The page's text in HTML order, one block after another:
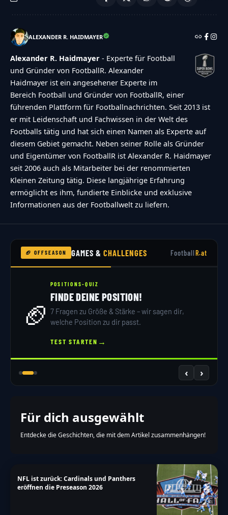
ALEXANDER R. HAIDMAYER
Alexander R. Haidmayer - Experte für Football
und Gründer von FootballR. Alexander
Haidmayer ist ein angesehener Experte im
Bereich Football und Gründer von FootballR, einer
führenden Plattform für Footballnachrichten. Seit 2013 ist
er mit Leidenschaft und Fachwissen in der Welt des
Footballs tätig und hat sich einen Namen als Experte auf
diesem Gebiet gemacht. Neben seiner Rolle als Gründer
und Eigentümer von FootballR ist Alexander R. Haidmayer
seit 2006 auch als Mitarbeiter bei der renommierten
Kleinen Zeitung tätig. Diese langjährige Erfahrung
ermöglicht es ihm, fundierte Einblicke und exklusive
Informationen aus der Footballwelt zu liefern.
🏈 OFFSEASON GAMES &CHALLENGES FootballR.at
🏈
POSITIONS-QUIZ
FINDE DEINE POSITION!
7 Fragen zu Größe & Stärke – wir sagen dir,
welche Position zu dir passt.
TEST STARTEN →
‹ ›
Für dich ausgewählt
Entdecke die Geschichten, die mit dem Artikel zusammenhängen!
NFL ist zurück: Cardinals und Panthers
eröffnen die Preseason 2026